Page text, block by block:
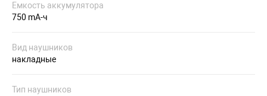
Емкость аккумулятора
750 mA-ч
Вид наушников
накладные
Тип наушников